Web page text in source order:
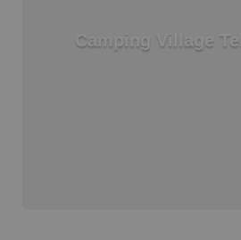
Camping Village